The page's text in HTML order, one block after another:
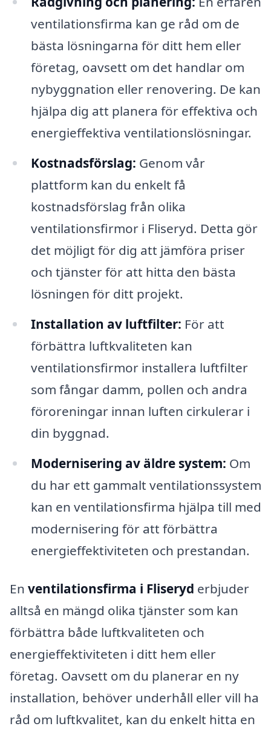
ventilationsfirma kan ge råd om de
bästa lösningarna för ditt hem eller
företag, oavsett om det handlar om
nybyggnation eller renovering. De kan
hjälpa dig att planera för effektiva och
energieffektiva ventilationslösningar.
Kostnadsförslag: Genom vår
plattform kan du enkelt få
kostnadsförslag från olika
ventilationsfirmor i Fliseryd. Detta gör
det möjligt för dig att jämföra priser
och tjänster för att hitta den bästa
lösningen för ditt projekt.
Installation av luftfilter: För att
förbättra luftkvaliteten kan
ventilationsfirmor installera luftfilter
som fångar damm, pollen och andra
föroreningar innan luften cirkulerar i
din byggnad.
Modernisering av äldre system: Om
du har ett gammalt ventilationssystem
kan en ventilationsfirma hjälpa till med
modernisering för att förbättra
energieffektiviteten och prestandan.
En ventilationsfirma i Fliseryd erbjuder
alltså en mängd olika tjänster som kan
förbättra både luftkvaliteten och
energieffektiviteten i ditt hem eller
företag. Oavsett om du planerar en ny
installation, behöver underhåll eller vill ha
råd om luftkvalitet, kan du enkelt hitta en